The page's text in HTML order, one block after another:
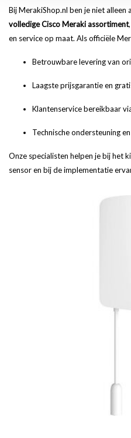
Bij MerakiShop.nl ben je niet
volledige Cisco Meraki assortiment
en service op maat. Als officiële
Betrouwbare levering van
Laagste prijsgarantie en
Klantenservice bereikbaar
Technische ondersteuning
Onze specialisten helpen je bij het
sensor en bij de implementatie